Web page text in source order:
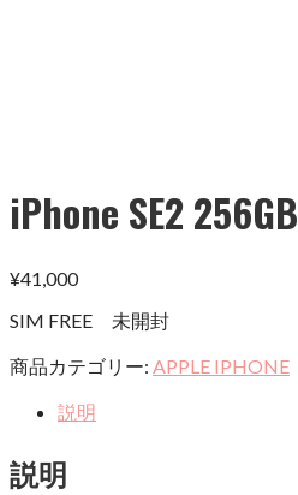
iPhone SE2 256GB
¥41,000
SIM FREE 未開封
商品カテゴリー: APPLE IPHONE
説明
説明